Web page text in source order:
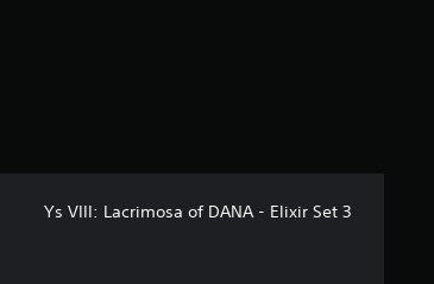
Ys VIII: Lacrimosa of DANA - Elixir Set 3